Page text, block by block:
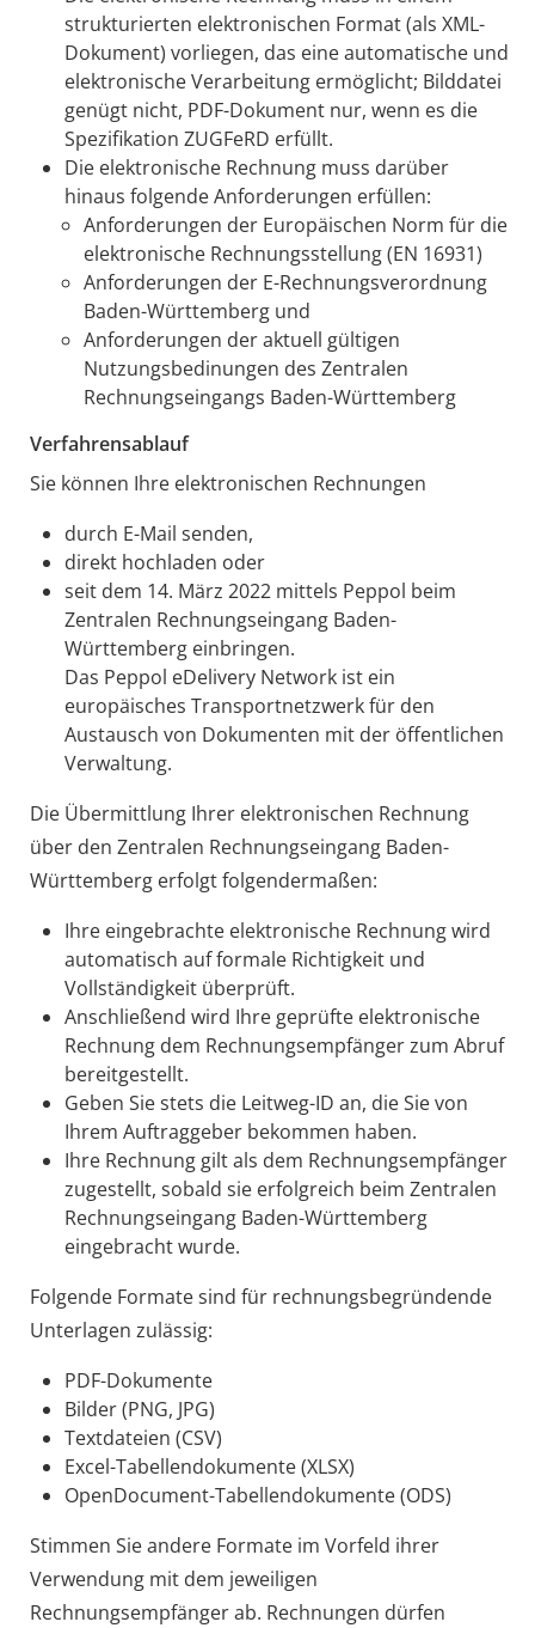
strukturierten elektronischen Format (als XML-
Dokument) vorliegen, das eine automatische und
elektronische Verarbeitung ermöglicht; Bilddatei
genügt nicht, PDF-Dokument nur, wenn es die
Spezifikation ZUGFeRD erfüllt.
Die elektronische Rechnung muss darüber
hinaus folgende Anforderungen erfüllen:
Anforderungen der Europäischen Norm für die
elektronische Rechnungsstellung (EN 16931)
Anforderungen der E-Rechnungsverordnung
Baden-Württemberg und
Anforderungen der aktuell gültigen
Nutzungsbedinungen des Zentralen
Rechnungseingangs Baden-Württemberg
Verfahrensablauf
Sie können Ihre elektronischen Rechnungen
durch E-Mail senden,
direkt hochladen oder
seit dem 14. März 2022 mittels Peppol beim
Zentralen Rechnungseingang Baden-
Württemberg einbringen.
Das Peppol eDelivery Network ist ein
europäisches Transportnetzwerk für den
Austausch von Dokumenten mit der öffentlichen
Verwaltung.
Die Übermittlung Ihrer elektronischen Rechnung
über den Zentralen Rechnungseingang Baden-
Württemberg erfolgt folgendermaßen:
Ihre eingebrachte elektronische Rechnung wird
automatisch auf formale Richtigkeit und
Vollständigkeit überprüft.
Anschließend wird Ihre geprüfte elektronische
Rechnung dem Rechnungsempfänger zum Abruf
bereitgestellt.
Geben Sie stets die Leitweg-ID an, die Sie von
Ihrem Auftraggeber bekommen haben.
Ihre Rechnung gilt als dem Rechnungsempfänger
zugestellt, sobald sie erfolgreich beim Zentralen
Rechnungseingang Baden-Württemberg
eingebracht wurde.
Folgende Formate sind für rechnungsbegründende
Unterlagen zulässig:
PDF-Dokumente
Bilder (PNG, JPG)
Textdateien (CSV)
Excel-Tabellendokumente (XLSX)
OpenDocument-Tabellendokumente (ODS)
Stimmen Sie andere Formate im Vorfeld ihrer
Verwendung mit dem jeweiligen
Rechnungsempfänger ab. Rechnungen dürfen